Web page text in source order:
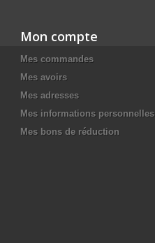
Mon compte
Mes commandes
Mes avoirs
Mes adresses
Mes informations personnelles
Mes bons de réduction